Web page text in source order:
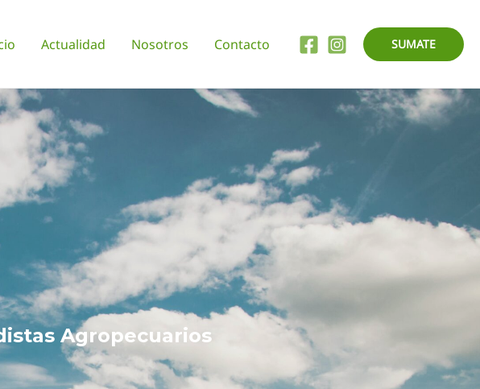
Actualidad Nosotros Contacto SUMATE
Agropecuarios